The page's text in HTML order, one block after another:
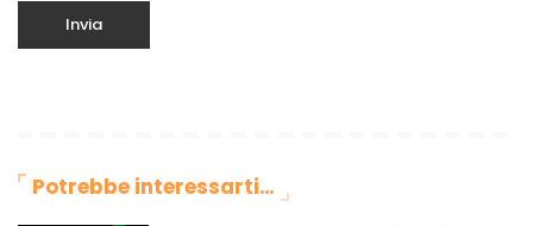
Potrebbe interessarti…